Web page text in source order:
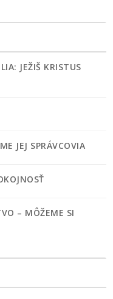
JEŽIŠ KRISTUS
JEJ SPRÁVCOVIA
– MÔŽEME SI